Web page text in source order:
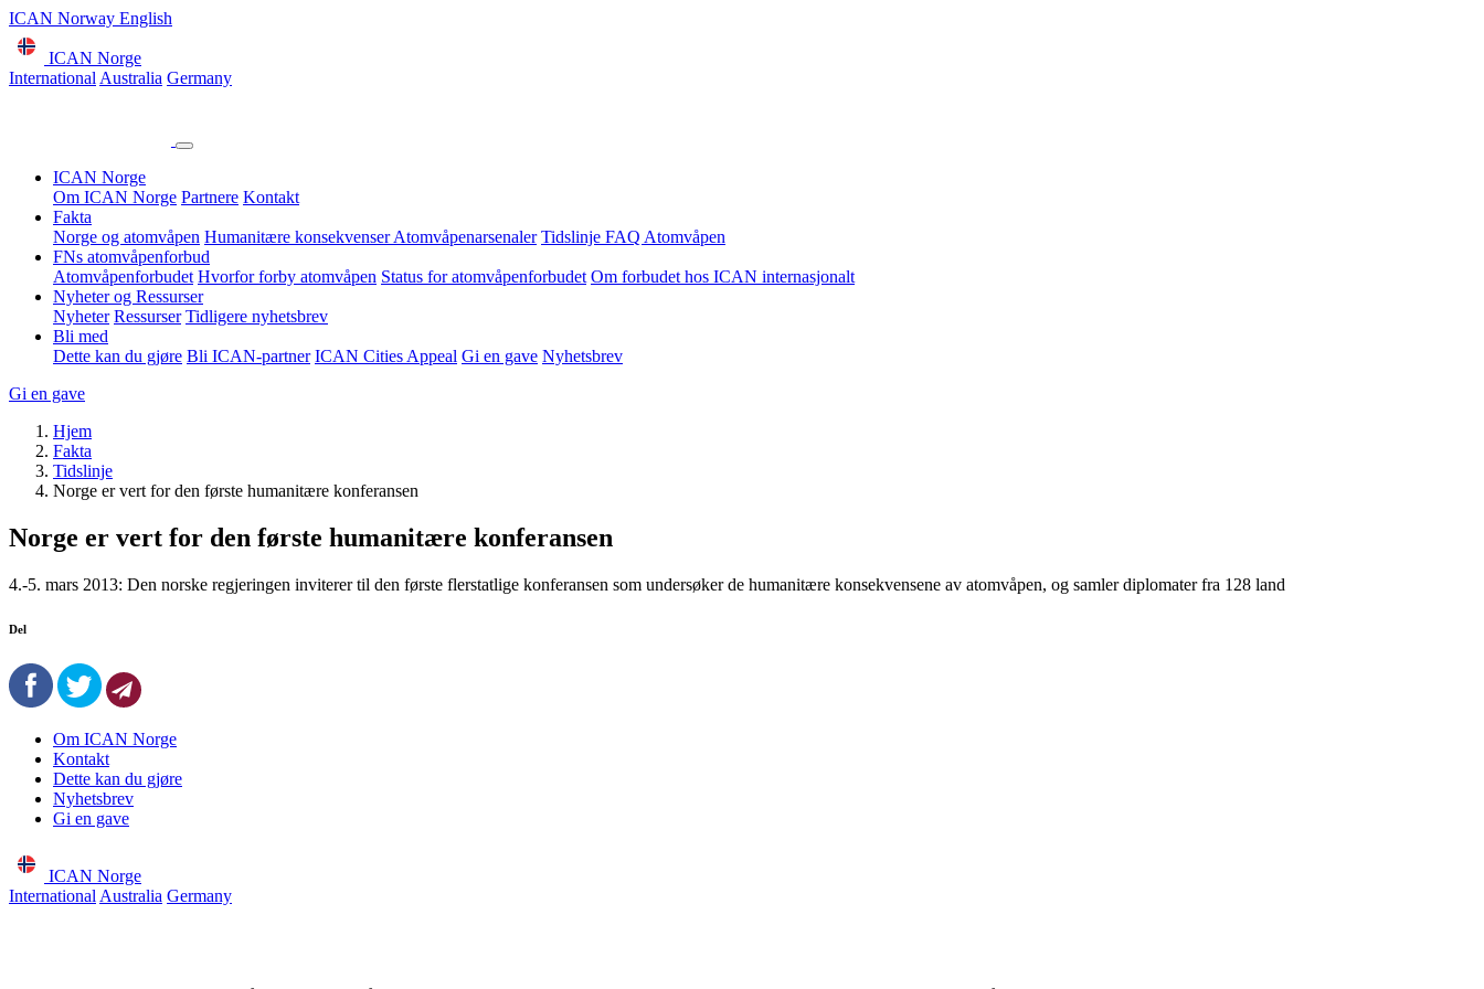
ICAN Norway English
ICAN Norge
International Australia Germany
ICAN Norge
Om ICAN Norge Partnere Kontakt
Fakta
Norge og atomvåpen Humanitære konsekvenserAtomvåpenarsenaler Tidslinje FAQ Atomvåpen
FNs atomvåpenforbud
Atomvåpenforbudet Hvorfor forby atomvåpen Status for atomvåpenforbudet Om forbudet hos ICAN internasjonalt
Nyheter og Ressurser
Nyheter Ressurser Tidligere nyhetsbrev
Bli med
Dette kan du gjøre Bli ICAN-partner ICAN Cities Appeal Gi en gave Nyhetsbrev
Gi en gave
Hjem
Fakta
Tidslinje
Norge er vert for den første humanitære konferansen
Norge er vert for den første humanitære konferansen
4.-5. mars 2013: Den norske regjeringen inviterer til den første flerstatlige konferansen som undersøker de humanitære konsekvensene av atomvåpen, og samler diplomater fra 128 land
Del
Om ICAN Norge
Kontakt
Dette kan du gjøre
Nyhetsbrev
Gi en gave
ICAN Norge
International Australia Germany